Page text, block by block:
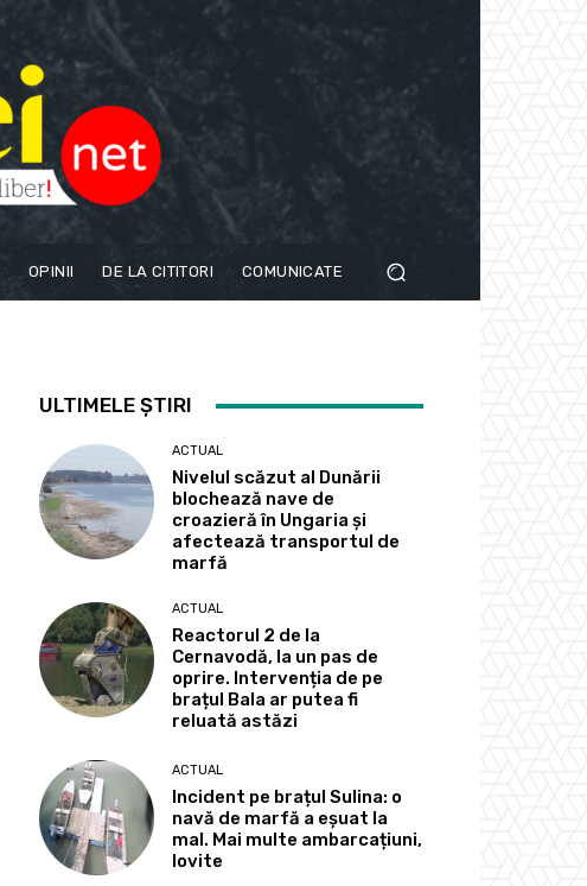
OPINII DE LA CITITORI COMUNICATE
ULTIMELE ȘTIRI
ACTUAL
Nivelul scăzut al Dunării
blochează nave de
croazieră în Ungaria și
afectează transportul de
marfă
ACTUAL
Reactorul 2 de la
Cernavodă, la un pas de
oprire. Intervenția de pe
brațul Bala ar putea fi
reluată astăzi
ACTUAL
Incident pe brațul Sulina: o
navă de marfă a eșuat la
mal. Mai multe ambarcațiuni,
lovite